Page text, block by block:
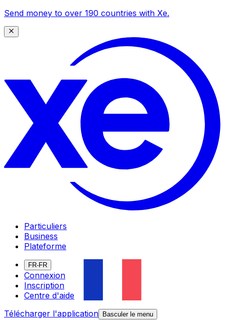
Send money to over 190 countries with Xe.
Particuliers
Business
Plateforme
FR-FR
Connexion
Inscription
Centre d'aide
Télécharger l'application
Basculer le menu